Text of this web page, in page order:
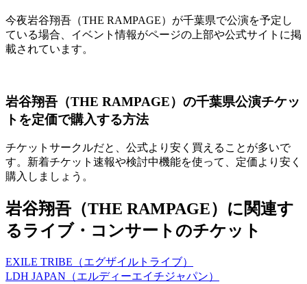
今夜岩谷翔吾（THE RAMPAGE）が千葉県で公演を予定し
ている場合、イベント情報がページの上部や公式サイトに掲
載されています。
岩谷翔吾（THE RAMPAGE）の千葉県公演チケッ
トを定価で購入する方法
チケットサークルだと、公式より安く買えることが多いで
す。新着チケット速報や検討中機能を使って、定価より安く
購入しましょう。
岩谷翔吾（THE RAMPAGE）に関連す
るライブ・コンサートのチケット
EXILE TRIBE（エグザイルトライブ）
LDH JAPAN（エルディーエイチジャパン）